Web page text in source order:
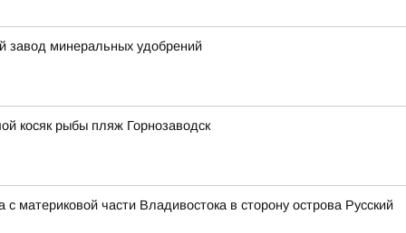
завод минеральных удобрений
косяк рыбы пляж Горнозаводск
материковой части Владивостока в сторону острова Русский